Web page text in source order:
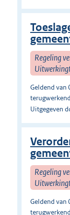
Regeling
Geldend
Uitgegeven
Regeling
Geldend